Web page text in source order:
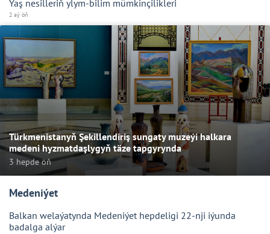
Ýaş nesilleriň ylym-bilim mümkinçilikleri
2 aý öň
Türkmenistanyň Şekillendiriş sungaty muzeýi halkara
medeni hyzmatdaşlygyň täze tapgyrynda
3 hepde öň
Medeniýet
Balkan welaýatynda Medeniýet hepdeligi 22-nji iýunda
badalga alýar